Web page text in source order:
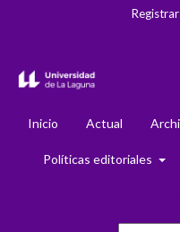
Inicio Actual
Políticas editoriales